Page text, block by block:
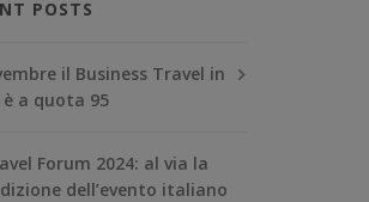
POSTS
il Business Travel in
a quota 95
Forum 2024: al via la
dell’evento italiano